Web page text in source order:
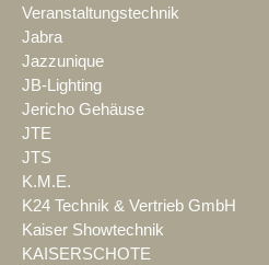
Veranstaltungstechnik
Jabra
Jazzunique
JB-Lighting
Jericho Gehäuse
JTE
JTS
K.M.E.
K24 Technik & Vertrieb GmbH
Kaiser Showtechnik
KAISERSCHOTE